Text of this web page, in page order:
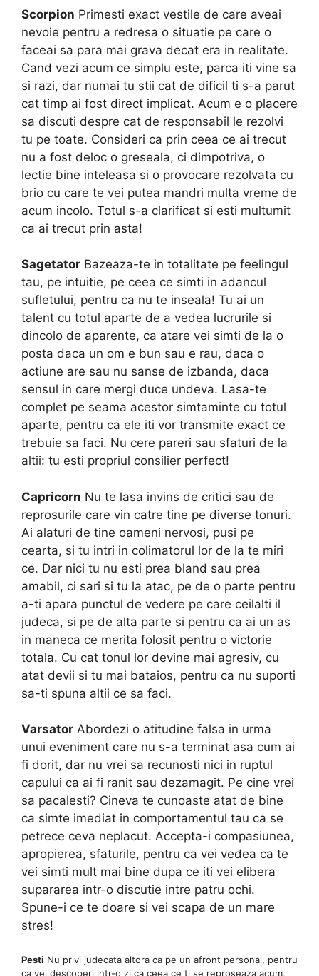
Scorpion Primesti exact vestile de care aveai
nevoie pentru a redresa o situatie pe care o
faceai sa para mai grava decat era in realitate.
Cand vezi acum ce simplu este, parca iti vine sa
si razi, dar numai tu stii cat de dificil ti s-a parut
cat timp ai fost direct implicat. Acum e o placere
sa discuti despre cat de responsabil le rezolvi
tu pe toate. Consideri ca prin ceea ce ai trecut
nu a fost deloc o greseala, ci dimpotriva, o
lectie bine inteleasa si o provocare rezolvata cu
brio cu care te vei putea mandri multa vreme de
acum incolo. Totul s-a clarificat si esti multumit
ca ai trecut prin asta!
Sagetator Bazeaza-te in totalitate pe feelingul
tau, pe intuitie, pe ceea ce simti in adancul
sufletului, pentru ca nu te inseala! Tu ai un
talent cu totul aparte de a vedea lucrurile si
dincolo de aparente, ca atare vei simti de la o
posta daca un om e bun sau e rau, daca o
actiune are sau nu sanse de izbanda, daca
sensul in care mergi duce undeva. Lasa-te
complet pe seama acestor simtaminte cu totul
aparte, pentru ca ele iti vor transmite exact ce
trebuie sa faci. Nu cere pareri sau sfaturi de la
altii: tu esti propriul consilier perfect!
Capricorn Nu te lasa invins de critici sau de
reprosurile care vin catre tine pe diverse tonuri.
Ai alaturi de tine oameni nervosi, pusi pe
cearta, si tu intri in colimatorul lor de la te miri
ce. Dar nici tu nu esti prea bland sau prea
amabil, ci sari si tu la atac, pe de o parte pentru
a-ti apara punctul de vedere pe care ceilalti il
judeca, si pe de alta parte si pentru ca ai un as
in maneca ce merita folosit pentru o victorie
totala. Cu cat tonul lor devine mai agresiv, cu
atat devii si tu mai bataios, pentru ca nu suporti
sa-ti spuna altii ce sa faci.
Varsator Abordezi o atitudine falsa in urma
unui eveniment care nu s-a terminat asa cum ai
fi dorit, dar nu vrei sa recunosti nici in ruptul
capului ca ai fi ranit sau dezamagit. Pe cine vrei
sa pacalesti? Cineva te cunoaste atat de bine
ca simte imediat in comportamentul tau ca se
petrece ceva neplacut. Accepta-i compasiunea,
apropierea, sfaturile, pentru ca vei vedea ca te
vei simti mult mai bine dupa ce iti vei elibera
supararea intr-o discutie intre patru ochi.
Spune-i ce te doare si vei scapa de un mare
stres!
Pesti Nu privi judecata altora ca pe un afront personal, pentru
ca vei descoperi intr-o zi ca ceea ce ti se reproseaza acum,